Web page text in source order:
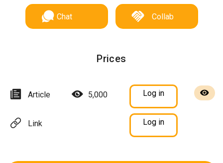
Chat Collab
Prices
Article 5,000 Log in
Link Log in